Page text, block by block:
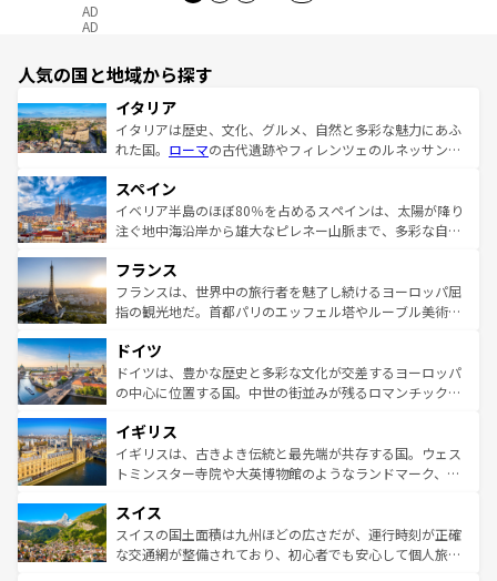
AD
AD
人気の国と地域から探す
イタリア
イタリアは歴史、文化、グルメ、自然と多彩な魅力にあふ
れた国。 ローマの古代遺跡やフィレンツェのルネッサンス
ろん、トスカーナの美しい田園風景やアマルフィ海岸の絶
景など、自然景観も見逃せない。観光の合間には、本場の
ピザやパスタなど、絶品のイタリア料理を堪能することも
ませてくれるイタリアで、忘れられない旅をしてみよう！
なお、新着のイタリア情報はコンテンツ一覧 を参照してほ
しい。
スペイン
イベリア半島のほぼ80％を占めるスペインは、太陽が降り
注ぐ地中海沿岸から雄大なピレネー山脈まで、多彩な自然
文化が根付くこの国では、情熱的なフラメンコ、熱気あふ
れる闘牛、そして美味しいタパスが生活の一部となってい
る。首都マドリードの洗練された雰囲気や、バルセロナの
の城塞都市、穏やかなビーチリゾートまで多彩な表情を見
せる。地方によって風土や気候が異なるスペインはその個
性で訪れる人を魅了する。 なお、新着のスペイン情報はコ
フランス
フランスは、世界中の旅行者を魅了し続けるヨーロッパ屈
指の観光地だ。首都パリのエッフェル塔やルーブル美術館
で、幅広い魅力が詰まっている。華麗な宮殿、歴史的な大
聖堂、美しいビーチ、そして豊かな自然が、訪れる者を心
から魅了する。また、フランスは美食の国としても知ら
いる。シャンパンの発祥地であるランス、プロヴァンスの
香り高いラベンダー畑など、多彩な楽しみ方が可能だ。さ
らに、パリ以外の地域にも魅力が溢れており、どの街角に
れる地方に足を運ぶとそれぞれで全く異なる文化を体験で
きるだろう。 なお、新着のフランス情報はコンテンツ一覧
を参照してほしい。
ドイツ
ドイツは、豊かな歴史と多彩な文化が交差するヨーロッパ
の中心に位置する国。中世の街並みが残るロマンチック街
顔を持つこの国は、どこを歩いても飽きることがない。ベ
ルリンの文化的活気、バイエルン州のアルプスの絶景、そ
してライン川沿いのワイン畑といった風景は必見。ビール
は、お酒好きな人にはぜひ体験してほしい。 なお、新着の
ドイツ情報はコンテンツ一覧を参照してほしい。
イギリス
イギリスは、古きよき伝統と最先端が共存する国。ウェス
トミンスター寺院や大英博物館のようなランドマーク、歴
リアごとに異なる魅力がある。また、優雅なアフタヌーン
ティー、ビール好きにはたまらない英国パブ、サッカー観
戦など、本場だからこそできる体験も豊富。イギリスを旅
スイス
スイスの国土面積は九州ほどの広さだが、運行時刻が正確
な交通網が整備されており、初心者でも安心して個人旅行